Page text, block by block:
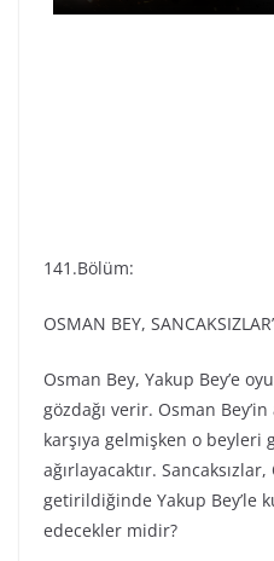
141.Bölüm:
OSMAN BEY,
Osman Bey, Yakup Bey’e
gözdağı verir. Osman Bey’in
karşıya gelmişken o beyleri
ağırlayacaktır. Sancaksızlar,
getirildiğinde Yakup Bey’le
edecekler midir?